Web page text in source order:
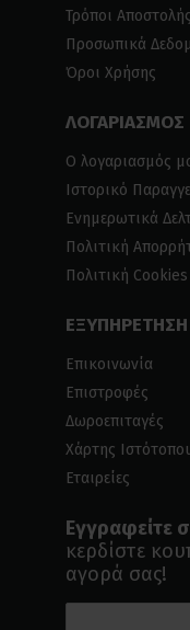
Τρόποι Αποστολής
Προσωπικά
Όροι Χρήσης
ΛΟΓΑΡΙΑΣΜΟΣ
Ο λογαριασμός
Ιστορικό
Ενημερωτικά
Πολιτική
Πολιτική Cookies
ΕΞΥΠΗΡΕΤΗΣΗ
Επικοινωνία
Επιστροφές
Δωροεπιταγές
Χάρτης
Εταιρείες
Εγγραφείτε
κερδίστε
αγορά σας!